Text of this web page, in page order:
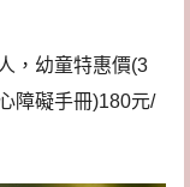
，幼童特惠價(3
障礙手冊)180元/